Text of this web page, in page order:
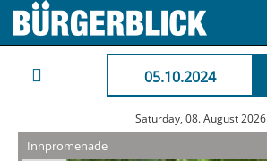
05.10.2024
Saturday, 08. August 2026
Innpromenade